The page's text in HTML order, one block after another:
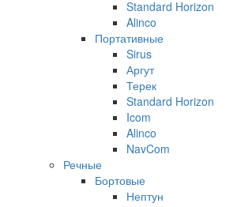
Standard Horizon
Alinco
Портативные
Sirus
Аргут
Терек
Standard Horizon
Icom
Alinco
NavCom
Речные
Бортовые
Нептун